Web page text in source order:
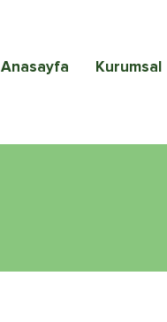
Anasayfa Kurumsal